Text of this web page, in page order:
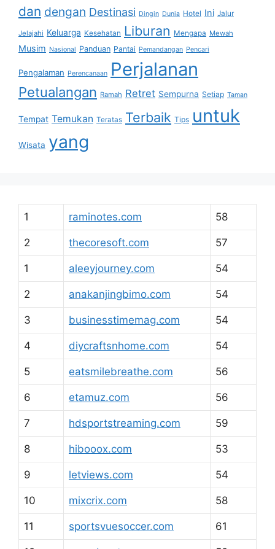
dan dengan Destinasi Dingin Dunia Hotel Ini Jalur
Jelajahi Keluarga Kesehatan Liburan Mengapa Mewah
Musim Nasional Panduan Pantai Pemandangan Pencari
Pengalaman Perencanaan Perjalanan
Petualangan Ramah Retret Sempurna Setiap Taman
Tempat Temukan Teratas Terbaik Tips untuk
Wisata yang
1 raminotes.com 58
2 thecoresoft.com 57
1 aleeyjourney.com 54
2 anakanjingbimo.com 54
3 businesstimemag.com 54
4 diycraftsnhome.com 54
5 eatsmilebreathe.com 56
6 etamuz.com 56
7 hdsportstreaming.com 59
8 hibooox.com 53
9 letviews.com 54
10 mixcrix.com 58
11 sportsvuesoccer.com 61